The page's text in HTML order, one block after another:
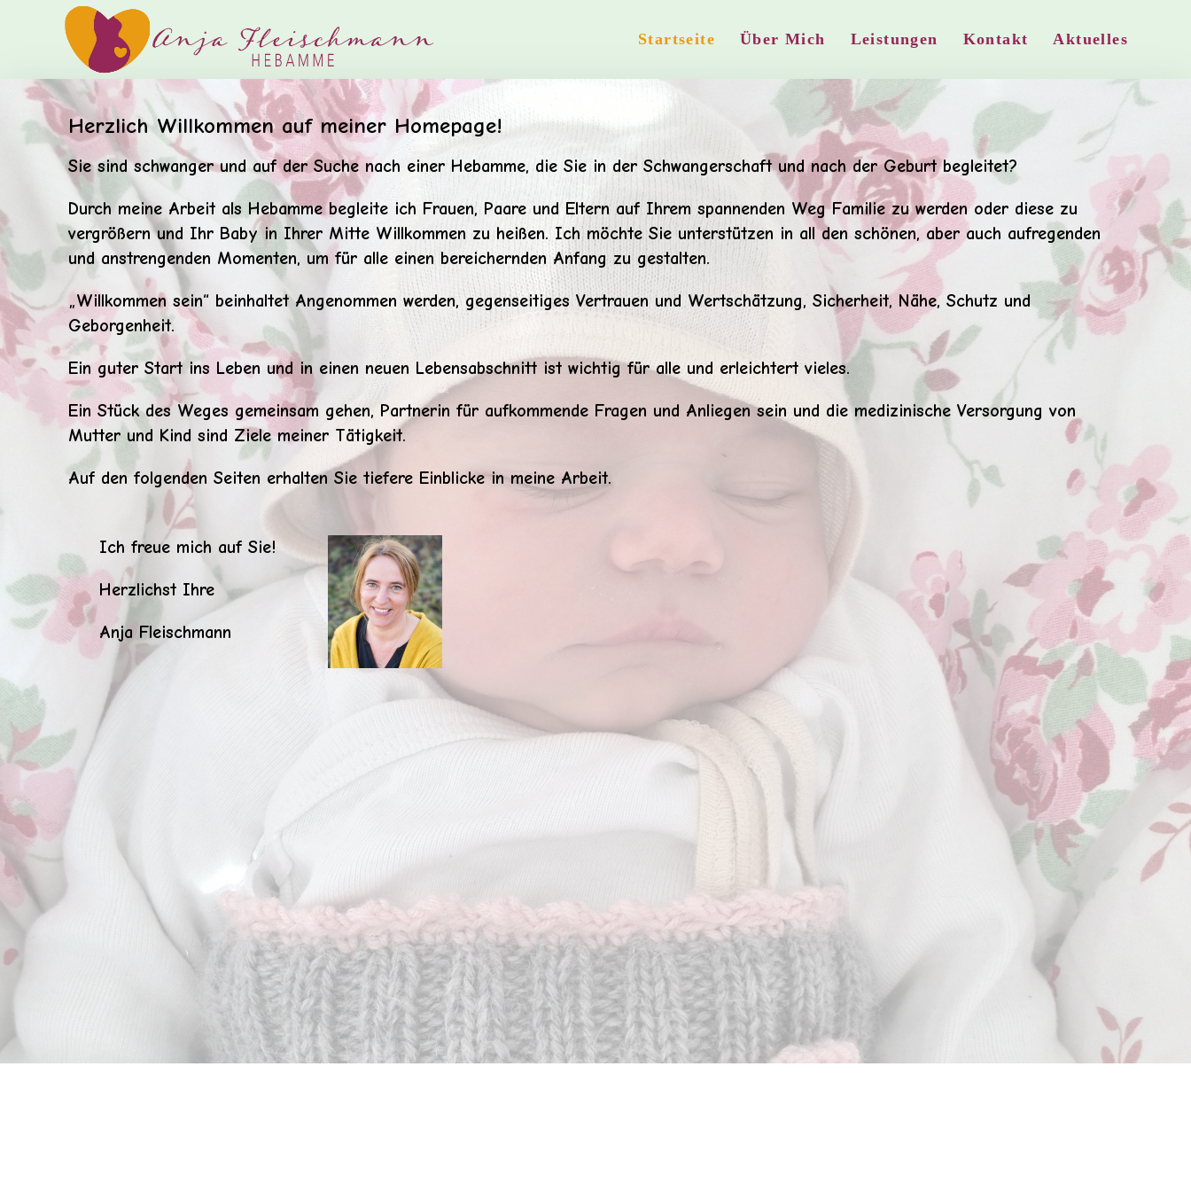
Startseite Über Mich Leistungen Kontakt Aktuelles
Herzlich Willkommen auf meiner Homepage!
Sie sind schwanger und auf der Suche nach einer Hebamme, die Sie in der Schwangerschaft und nach der Geburt begleitet?
Durch meine Arbeit als Hebamme begleite ich Frauen, Paare und Eltern auf Ihrem spannenden Weg Familie zu werden oder diese zu
vergrößern und Ihr Baby in Ihrer Mitte Willkommen zu heißen. Ich möchte Sie unterstützen in all den schönen, aber auch aufregenden
und anstrengenden Momenten, um für alle einen bereichernden Anfang zu gestalten.
„Willkommen sein“ beinhaltet Angenommen werden, gegenseitiges Vertrauen und Wertschätzung, Sicherheit, Nähe, Schutz und
Geborgenheit.
Ein guter Start ins Leben und in einen neuen Lebensabschnitt ist wichtig für alle und erleichtert vieles.
Ein Stück des Weges gemeinsam gehen, Partnerin für aufkommende Fragen und Anliegen sein und die medizinische Versorgung von
Mutter und Kind sind Ziele meiner Tätigkeit.
Auf den folgenden Seiten erhalten Sie tiefere Einblicke in meine Arbeit.
Ich freue mich auf Sie!
Herzlichst Ihre
Anja Fleischmann
Anja Fleischmann
Tel 0162-6270 404
e-mail: anjafleischmann@gmx.de
Impressum
Datenschutz